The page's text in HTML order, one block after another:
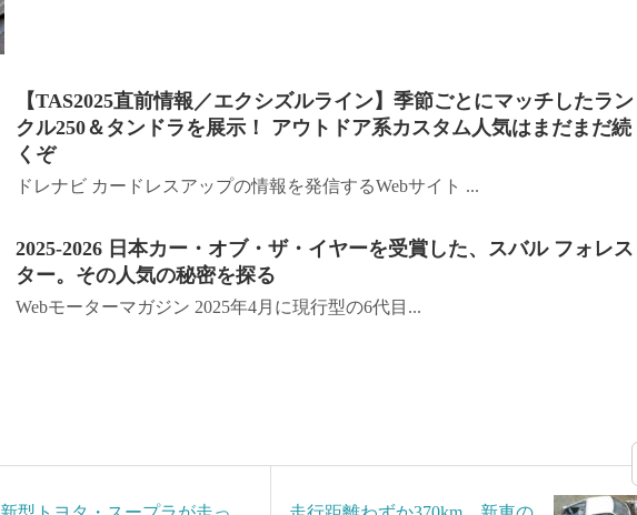
【TAS2025直前情報／エクシズルライン】季節ごとにマッチしたラン
クル250＆タンドラを展示！ アウトドア系カスタム人気はまだまだ続
くぞ
ドレナビ カードレスアップの情報を発信するWebサイト ...
2025-2026 日本カー・オブ・ザ・イヤーを受賞した、スバル フォレス
ター。その人気の秘密を探る
Webモーターマガジン 2025年4月に現行型の6代目...